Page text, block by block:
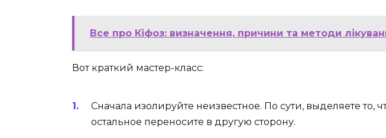
Все про Кіфоз: визначення, причини та методи
Вот краткий мастер-класс:
Сначала изолируйте неизвестное. По сути, выделяете то,
остальное переносите в другую сторону.